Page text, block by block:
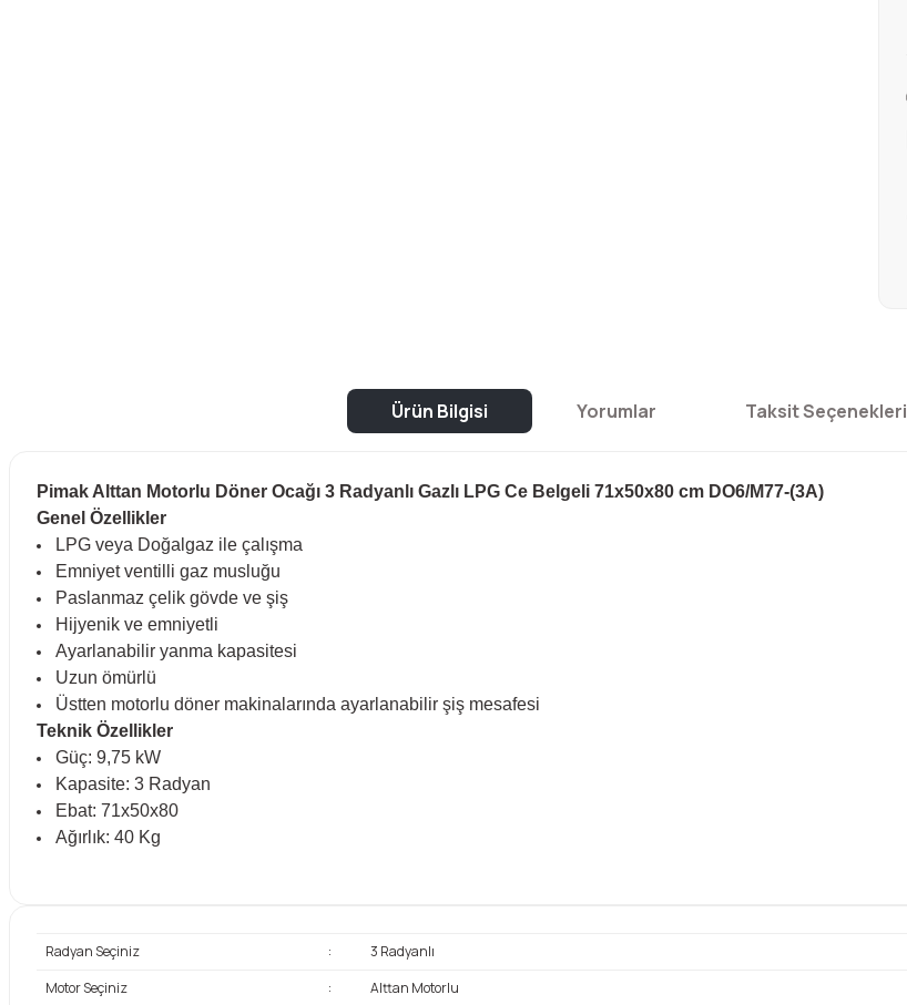
Ürün Bilgisi Yorumlar Taksit Seçenekleri
Pimak Alttan Motorlu Döner Ocağı 3 Radyanlı Gazlı LPG Ce Belgeli 71x50x80 cm DO6/M77-(3A)
Genel Özellikler
LPG veya Doğalgaz ile çalışma
Emniyet ventilli gaz musluğu
Paslanmaz çelik gövde ve şiş
Hijyenik ve emniyetli
Ayarlanabilir yanma kapasitesi
Uzun ömürlü
Üstten motorlu döner makinalarında ayarlanabilir şiş mesafesi
Teknik Özellikler
Güç: 9,75 kW
Kapasite: 3 Radyan
Ebat: 71x50x80
Ağırlık: 40 Kg
Radyan Seçiniz :
3 Radyanlı
Motor Seçiniz
:
Alttan Motorlu